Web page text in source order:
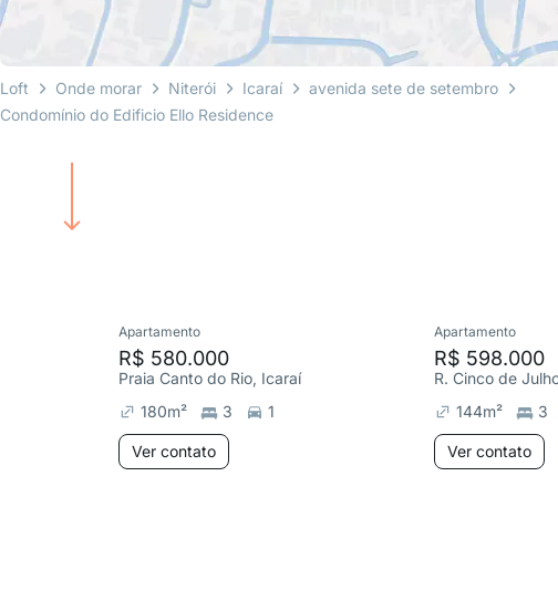
Loft Onde morar Niterói Icaraí
avenida sete de setembro
Condomínio do Edificio Ello Residence
Apartamento
R$ 580.000
Praia Canto do Rio, Icaraí
180m² 3 1
Ver contato
Apartamento
R$ 598.000
R. Cinco de
144m² 3
Ver contato